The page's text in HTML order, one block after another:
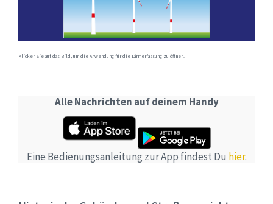
Klicken Sie auf das Bild, um die Anwendung für die Lärmerfassung zu öffnen.
Alle Nachrichten auf deinem Handy
Eine Bedienungsanleitung zur App findest Du hier.